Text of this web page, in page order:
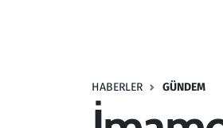
HABERLER GÜNDEM